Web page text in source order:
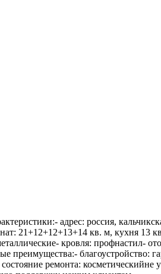
адрес: россия,
21+12+12+13+14 кв. м, кухня 13
кровля: профнастил-
преимущества:- благоустройство:
ремонта: